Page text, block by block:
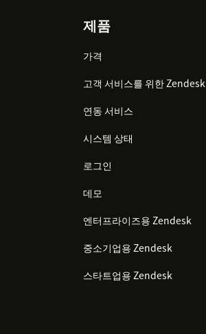
제품
가격
고객 서비스를 위한 Zendesk
연동 서비스
시스템 상태
로그인
데모
엔터프라이즈용 Zendesk
중소기업용 Zendesk
스타트업용 Zendesk